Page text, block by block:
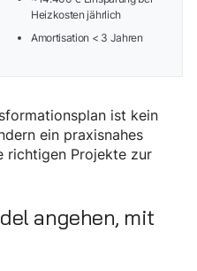
Heizkosten jährlich
Amortisation < 3 Jahren
ist kein
ein praxisnahes
richtigen Projekte zur
angehen, mit